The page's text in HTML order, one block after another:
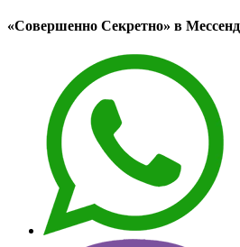
«Совершенно Секретно» в